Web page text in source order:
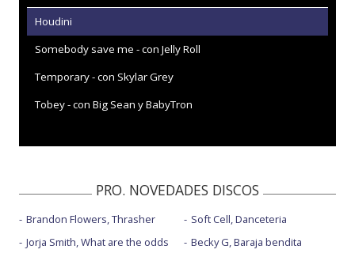
Houdini
Somebody save me - con Jelly Roll
Temporary - con Skylar Grey
Tobey - con Big Sean y BabyTron
PRO. NOVEDADES DISCOS
Brandon Flowers, Thrasher
Jorja Smith, What are the odds
Soft Cell, Danceteria
Becky G, Baraja bendita